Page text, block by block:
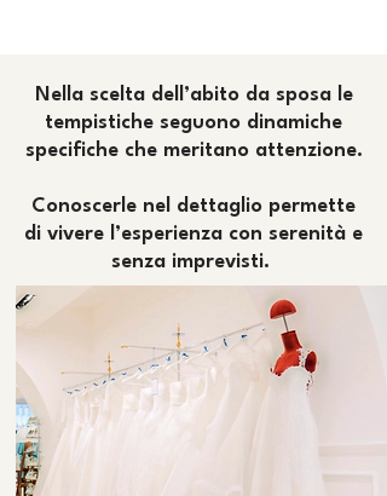
Nella scelta dell’abito da sposa le
tempistiche seguono dinamiche
specifiche che meritano attenzione.
Conoscerle nel dettaglio permette
di vivere l’esperienza con serenità e
senza imprevisti.